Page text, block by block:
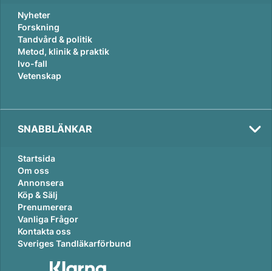
Nyheter
Forskning
Tandvård & politik
Metod, klinik & praktik
Ivo-fall
Vetenskap
SNABBLÄNKAR
Startsida
Om oss
Annonsera
Köp & Sälj
Prenumerera
Vanliga Frågor
Kontakta oss
Sveriges Tandläkarförbund